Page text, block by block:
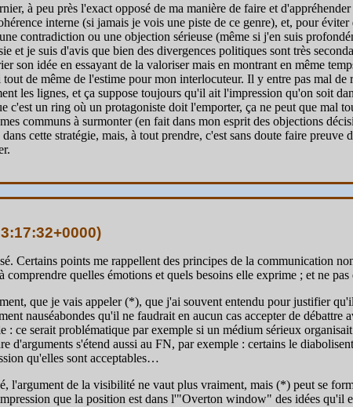
à peu près l'exact opposé de ma manière de faire et
interne (si jamais je vois une piste de ce genre), et, pour
contradiction ou une objection sérieuse (même si j'en suis
et je suis d'avis que bien des divergences politiques sont très
son idée en essayant de la valoriser mais en montrant en même
tout de même de l'estime pour mon interlocuteur. Il y entre pas mal
les lignes, et ça suppose toujours qu'il ait l'impression qu'on soit
c'est un ring où un protagoniste doit l'emporter, ça ne peut que mal
communs à surmonter (en fait dans mon esprit des objections
cette stratégie, mais, à tout prendre, c'est sans doute faire
)
Certains points me rappellent des principes de la communication
comprendre quelles émotions et quels besoins elle exprime ; et ne
que je vais appeler (*), que j'ai souvent entendu pour justifier
nauséabondes qu'il ne faudrait en aucun cas accepter de
: ce serait problématique par exemple si un médium sérieux
d'arguments s'étend aussi au FN, par exemple : certains le
qu'elles sont acceptables…
l'argument de la visibilité ne vaut plus vraiment, mais (*) peut se
que la position est dans l'"Overton window" des idées qu'il